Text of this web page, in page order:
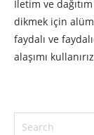
İletim ve
dikmek için
faydalı ve
alaşımı